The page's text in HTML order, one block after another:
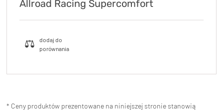
Allroad Racing Supercomfort
* Ceny produktów prezentowane na niniejszej stronie stanowią